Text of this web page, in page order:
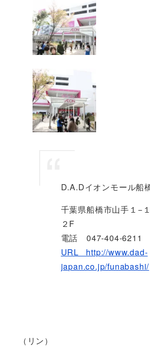
D.A.Dイオンモール船
千葉県船橋市山手１−
２F
電話 047-404-6211
URL http://www.dad-
japan.co.jp/funabashi/
（リン）